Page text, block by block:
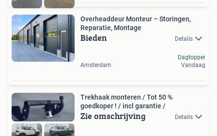
Overheaddeur Monteur – Storingen,
Reparatie, Montage
Bieden Details
Amsterdam
Dagtopper
Vandaag
Trekhaak monteren / Tot 50 %
goedkoper ! / incl garantie /
Zie omschrijving Details